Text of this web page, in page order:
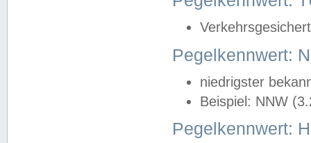
Pegelkennwert:
niedrigster
Beispiel: NNW
Pegelkennwert: